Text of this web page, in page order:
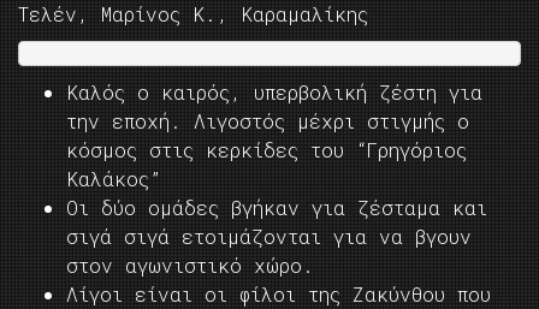
Τελέν, Μαρίνος Κ., Καραμαλίκης
Καλός ο καιρός, υπερβολική ζέστη για
την εποχή. Λιγοστός μέχρι στιγμής ο
κόσμος στις κερκίδες του “Γρηγόριος
Καλάκος”
Οι δύο ομάδες βγήκαν για ζέσταμα και
σιγά σιγά ετοιμάζονται για να βγουν
στον αγωνιστικό χώρο.
Λίγοι είναι οι φίλοι της Ζακύνθου που